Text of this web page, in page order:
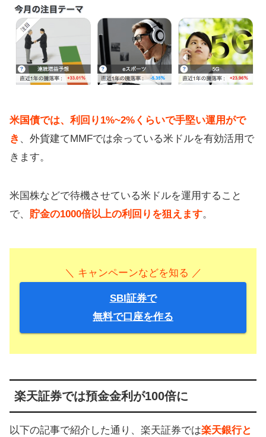
米国債では、利回り1%~2%くらいで手堅い運用がで
き 、外貨建てMMFでは余っている米ドルを有効活用で
きます。
米国株などで待機させている米ドルを運用すること
で、 貯金の1000倍以上の利回りを狙えます。
＼ キャンペーンなどを知る ／
SBI証券で
無料で口座を作る
楽天証券では預金金利が100倍に
以下の記事で紹介した通り、楽天証券では楽天銀行と